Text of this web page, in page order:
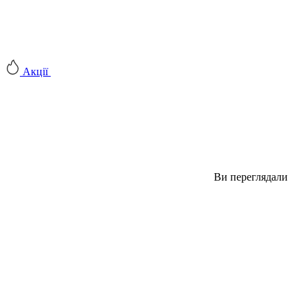
Акції
Ви переглядали